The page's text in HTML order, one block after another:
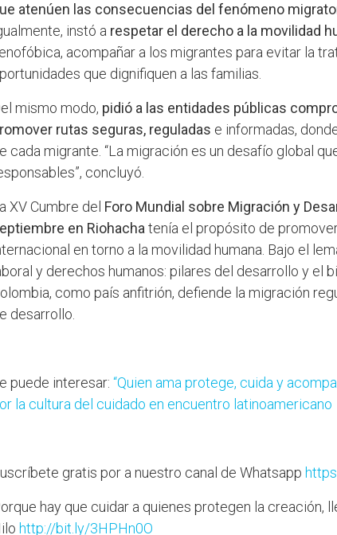
atenúen las consecuencias del fenómeno
instó a respetar el derecho a la movilidad
acompañar a los migrantes para evitar la
que dignifiquen a las familias.
mismo modo, pidió a las entidades públicas
rutas seguras, reguladas e informadas,
cada migrante. “La migración es un desafío global
concluyó.
XV Cumbre del Foro Mundial sobre Migración y
en Riohacha tenía el propósito de
en torno a la movilidad humana. Bajo el
y derechos humanos: pilares del desarrollo y el
como país anfitrión, defiende la migración
desarrollo.
puede interesar: “Quien ama protege, cuida y
la cultura del cuidado en encuentro latinoamericano
gratis por a nuestro canal de Whatsapp
hay que cuidar a quienes protegen la creación,
http://bit.ly/3HPHn0O